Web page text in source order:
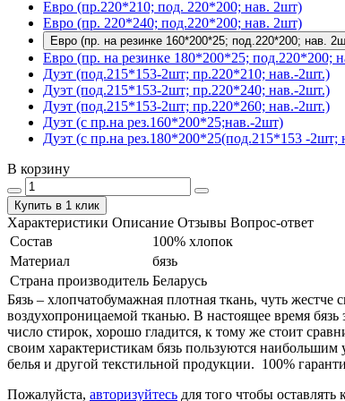
Евро (пр.220*210; под. 220*200; нав. 2шт)
Евро (пр. 220*240; под.220*200; нав. 2шт)
Евро (пр. на резинке 160*200*25; под.220*200; нав.
Евро (пр. на резинке 180*200*25; под.220*200;
Дуэт (под.215*153-2шт; пр.220*210; нав.-2шт.)
Дуэт (под.215*153-2шт; пр.220*240; нав.-2шт.)
Дуэт (под.215*153-2шт; пр.220*260; нав.-2шт.)
Дуэт (с пр.на рез.160*200*25;нав.-2шт)
Дуэт (с пр.на рез.180*200*25(под.215*153 -2шт;
В корзину
Купить в 1 клик
Характеристики Описание Отзывы Вопрос-ответ
Состав
100% хлопок
Материал
бязь
Страна производитель Беларусь
Бязь – хлопчатобумажная плотная ткань, чуть
воздухопроницаемой тканью. В настоящее время бязь
число стирок, хорошо гладится, к тому же стоит
своим характеристикам бязь пользуются
белья и другой текстильной продукции. 100%
Пожалуйста, авторизуйтесь для того чтобы оставлять